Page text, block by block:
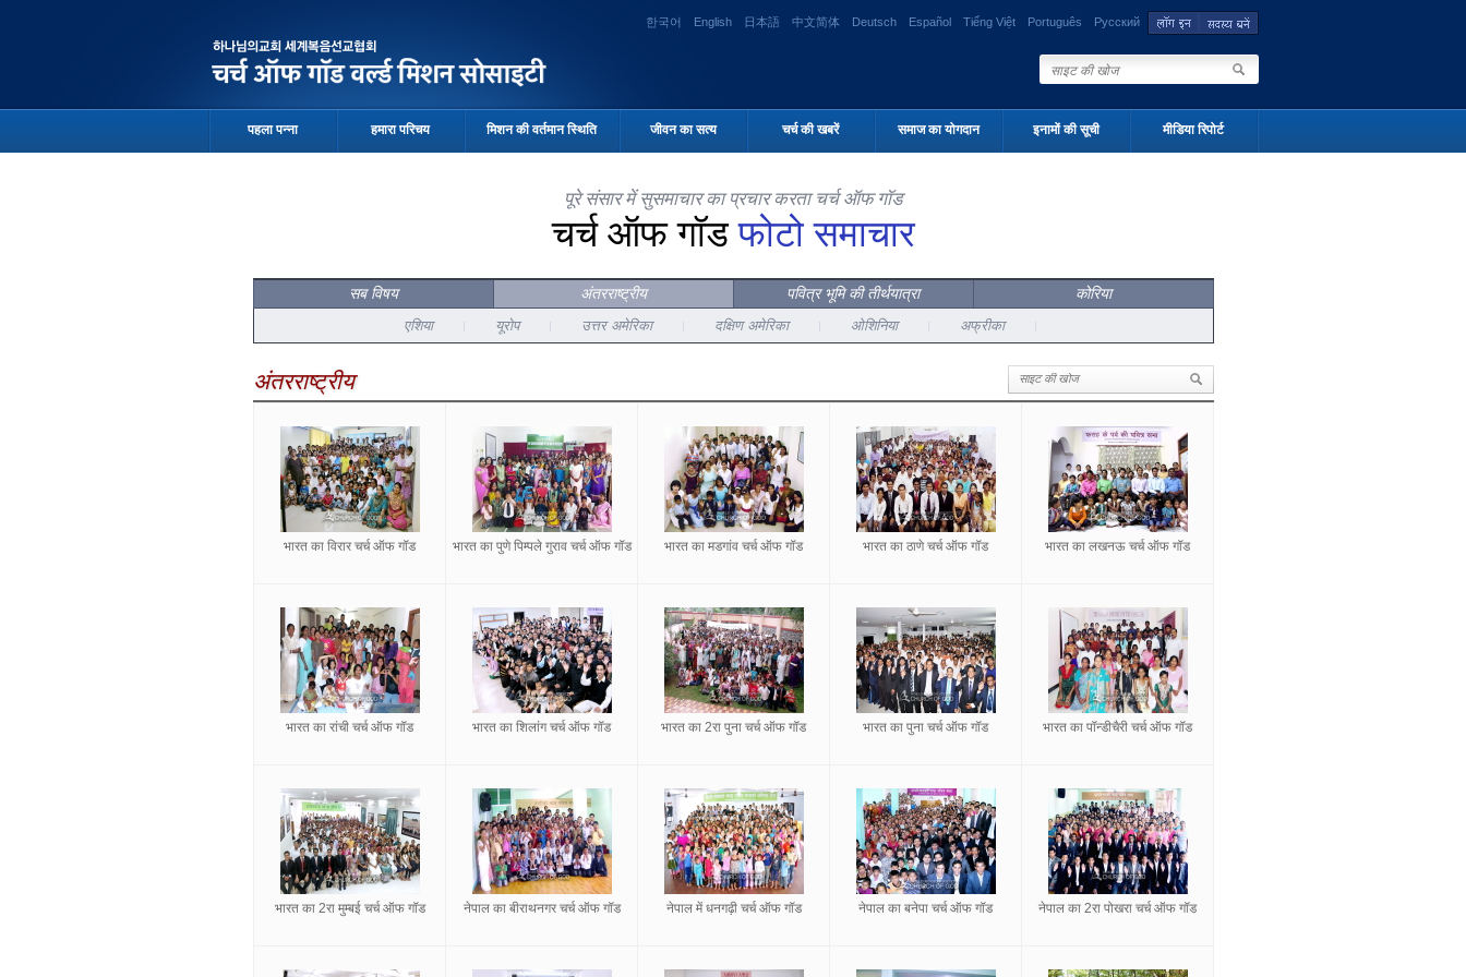
한국어 English 日本語 中文简体 Deutsch Español Tiếng Việt Português Русский
पहला पन्ना हमारा परिचय मिशन की वर्तमान स्थिति जीवन का सत्य चर्च की खबरें समाज का योगदान इनामों की सूची मीडिया रिपोर्ट
पूरे संसार में सुसमाचार का प्रचार करता चर्च ऑफ गॉड
चर्च ऑफ गॉडफोटो समाचार
सब विषय अंतरराष्ट्रीय पवित्र भूमि की तीर्थयात्रा कोरिया
एशिया यूरोप उत्तर अमेरिका दक्षिण अमेरिका ओशिनिया अफ्रीका
अंतरराष्ट्रीय
भारत का विरार चर्च ऑफ गॉड भारत का पुणे पिम्पले गुराव चर्च ऑफ गॉड भारत का मडगांव चर्च ऑफ गॉड भारत का ठाणे चर्च ऑफ गॉड भारत का लखनऊ चर्च ऑफ गॉड
भारत का रांची चर्च ऑफ गॉड भारत का शिलांग चर्च ऑफ गॉड भारत का 2रा पुना चर्च ऑफ गॉड भारत का पुना चर्च ऑफ गॉड भारत का पॉन्डीचैरी चर्च ऑफ गॉड
भारत का 2रा मुम्बई चर्च ऑफ गॉड नेपाल का बीराथनगर चर्च ऑफ गॉड नेपाल में धनगढ़ी चर्च ऑफ गॉड नेपाल का बनेपा चर्च ऑफ गॉड नेपाल का 2रा पोखरा चर्च ऑफ गॉड